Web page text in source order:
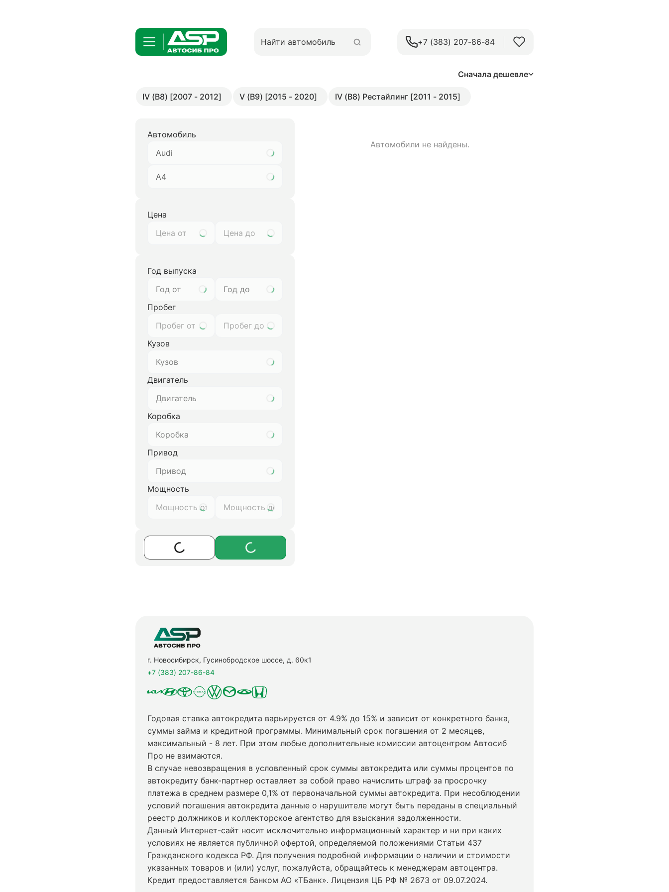
+7 (383) 207-86-84
Сначала дешевле
IV (B8) [2007 - 2012] V (B9) [2015 - 2020] IV (B8) Рестайлинг [2011 - 2015]
Автомобиль
Audi
A4
Цена
Год выпуска
Год от
Год до
Пробег
Кузов
Кузов
Двигатель
Двигатель
Коробка
Коробка
Привод
Привод
Мощность
Автомобили не найдены.
г. Новосибирск, Гусинобродское шоссе, д. 60к1
+7 (383) 207-86-84
Годовая ставка автокредита варьируется от 4.9% до 15% и зависит от конкретного банка,
суммы займа и кредитной программы. Минимальный срок погашения от 2 месяцев,
максимальный - 8 лет. При этом любые дополнительные комиссии автоцентром Автосиб
Про не взимаются.
В случае невозвращения в условленный срок суммы автокредита или суммы процентов по
автокредиту банк-партнер оставляет за собой право начислить штраф за просрочку
платежа в среднем размере 0,1% от первоначальной суммы автокредита. При несоблюдении
условий погашения автокредита данные о нарушителе могут быть переданы в специальный
реестр должников и коллекторское агентство для взыскания задолженности.
Данный Интернет-сайт носит исключительно информационный характер и ни при каких
условиях не является публичной офертой, определяемой положениями Статьи 437
Гражданского кодекса РФ. Для получения подробной информации о наличии и стоимости
указанных товаров и (или) услуг, пожалуйста, обращайтесь к менеджерам автоцентра.
Кредит предоставляется банком АО «ТБанк». Лицензия ЦБ РФ № 2673 от 09.07.2024.